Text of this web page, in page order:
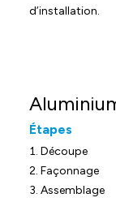
d’installation.
Étapes
Découpe
Façonnage
Assemblage